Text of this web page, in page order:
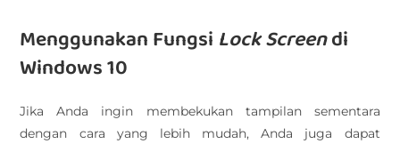
Menggunakan Fungsi Lock Screendi
Windows 10
Jika Anda ingin membekukan tampilan sementara
dengan cara yang lebih mudah, Anda juga dapat